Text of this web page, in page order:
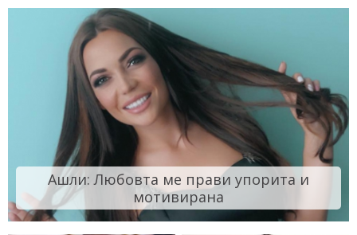
Ашли: Любовта ме прави упорита и
мотивирана